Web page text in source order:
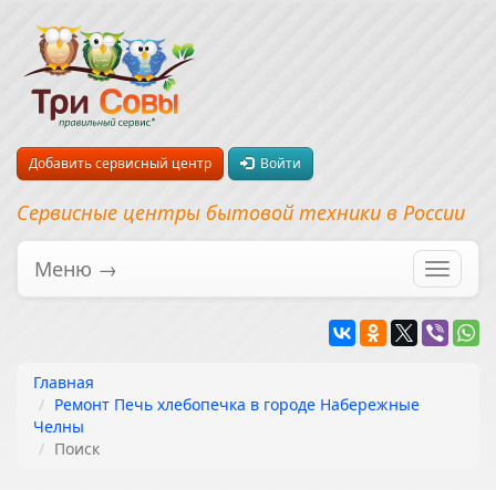
Добавить сервисный центр Войти
Сервисные центры бытовой техники в России
Меню →
Главная
Ремонт Печь хлебопечка в городе Набережные
Челны
Поиск